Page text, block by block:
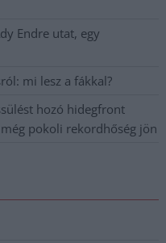
Endre utat, egy
mi lesz a fákkal?
hozó hidegfront
pokoli rekordhőség jön